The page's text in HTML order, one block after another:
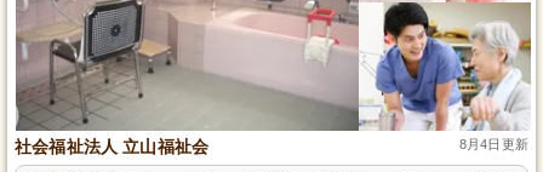
社会福祉法人 立山福祉会 8月4日更新